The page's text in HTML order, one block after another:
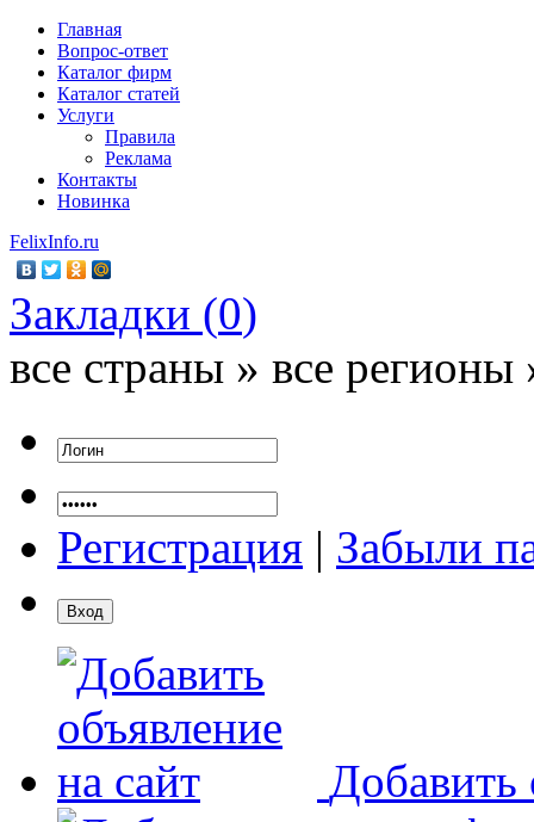
Главная
Вопрос-ответ
Каталог фирм
Каталог статей
Услуги
Правила
Реклама
Контакты
Новинка
FelixInfo.ru
Закладки (0)
все страны » все регионы
Регистрация | Забыли
Добавить